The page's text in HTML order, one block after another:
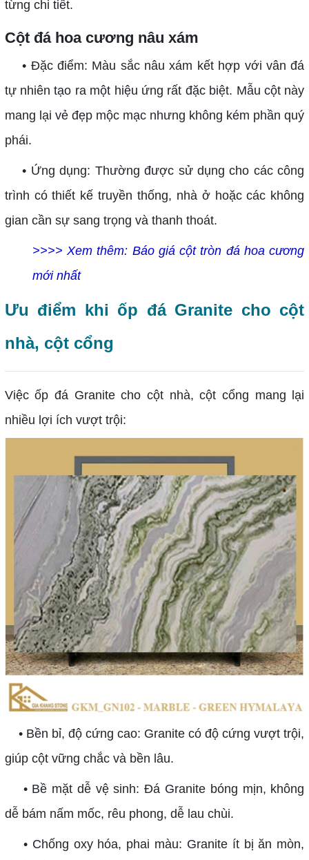
từng chi tiết.
Cột đá hoa cương nâu xám
• Đặc điểm: Màu sắc nâu xám kết hợp với vân đá
tự nhiên tạo ra một hiệu ứng rất đặc biệt. Mẫu cột này
mang lại vẻ đẹp mộc mạc nhưng không kém phần quý
phái.
• Ứng dụng: Thường được sử dụng cho các công
trình có thiết kế truyền thống, nhà ở hoặc các không
gian cần sự sang trọng và thanh thoát.
>>>> Xem thêm: Báo giá cột tròn đá hoa cương
mới nhất
Ưu điểm khi ốp đá Granite cho cột
nhà, cột cổng
Việc ốp đá Granite cho cột nhà, cột cổng mang lại
nhiều lợi ích vượt trội:
• Bền bỉ, độ cứng cao: Granite có độ cứng vượt trội,
giúp cột vững chắc và bền lâu.
• Bề mặt dễ vệ sinh: Đá Granite bóng mịn, không
dễ bám nấm mốc, rêu phong, dễ lau chùi.
• Chống oxy hóa, phai màu: Granite ít bị ăn mòn,